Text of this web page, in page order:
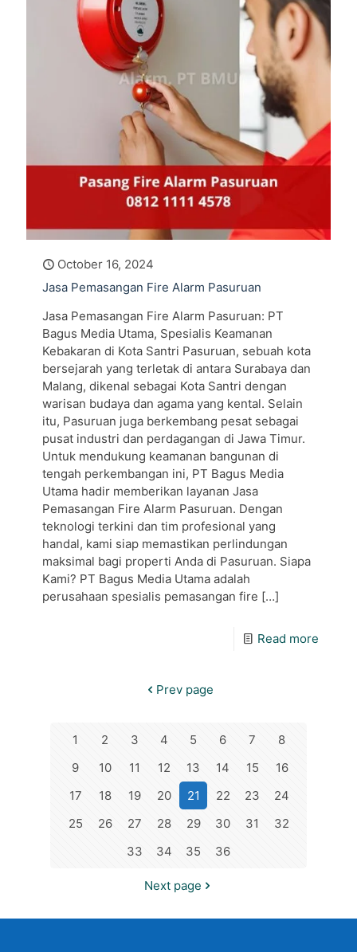
October 16, 2024
Jasa Pemasangan Fire Alarm Pasuruan
Jasa Pemasangan Fire Alarm Pasuruan: PT
Bagus Media Utama, Spesialis Keamanan
Kebakaran di Kota Santri Pasuruan, sebuah kota
bersejarah yang terletak di antara Surabaya dan
Malang, dikenal sebagai Kota Santri dengan
warisan budaya dan agama yang kental. Selain
itu, Pasuruan juga berkembang pesat sebagai
pusat industri dan perdagangan di Jawa Timur.
Untuk mendukung keamanan bangunan di
tengah perkembangan ini, PT Bagus Media
Utama hadir memberikan layanan Jasa
Pemasangan Fire Alarm Pasuruan. Dengan
teknologi terkini dan tim profesional yang
handal, kami siap memastikan perlindungan
maksimal bagi properti Anda di Pasuruan. Siapa
Kami? PT Bagus Media Utama adalah
perusahaan spesialis pemasangan fire […]
Read more
Prev page
1 2 3 4 5 6 7
8
9
10 11 12 13 14 15
16
17
18 19 20 21 22 23
24
25
26 27 28 29 30 31
32
33
34 35 36
Next page